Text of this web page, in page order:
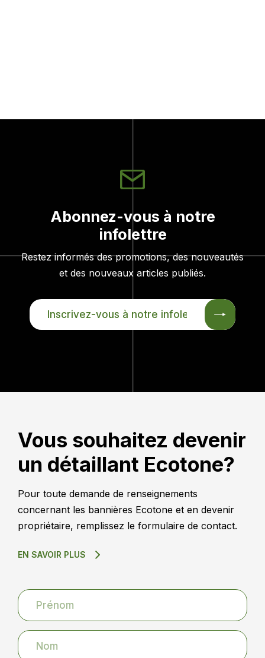
Abonnez-vous à notre
infolettre
Restez informés des promotions, des nouveautés
et des nouveaux articles publiés.
INSCRIVEZ-
VOUS
Vous souhaitez devenir
un détaillant Ecotone?
Pour toute demande de renseignements
concernant les bannières Ecotone et en devenir
propriétaire, remplissez le formulaire de contact.
EN SAVOIR PLUS